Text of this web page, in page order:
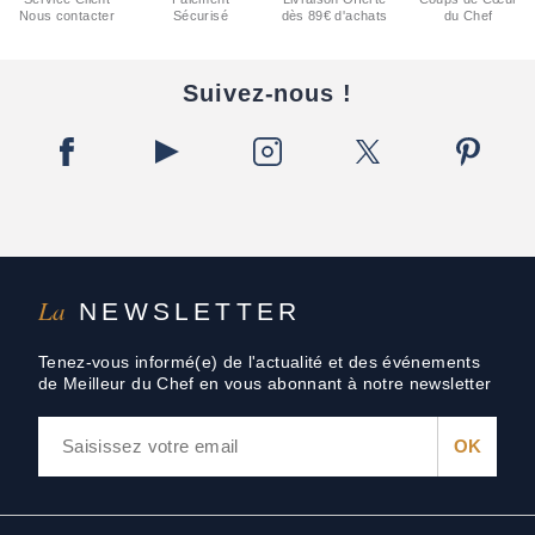
La NEWSLETTER
Tenez-vous informé(e) de l'actualité et des événements
de Meilleur du Chef en vous abonnant à notre newsletter
Nous contacter
Sécurisé
dès 89€ d'achats
du Chef
Suivez-nous !